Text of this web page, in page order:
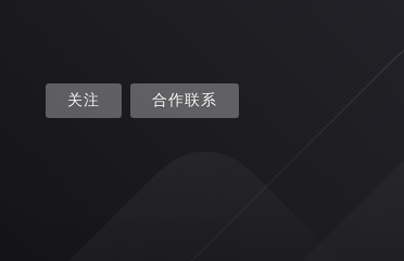
关注 合作联系